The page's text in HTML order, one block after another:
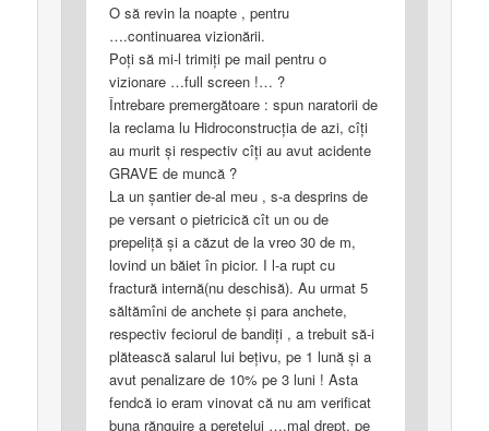
O să revin la noapte , pentru
….continuarea vizionării.
Poţi să mi-l trimiţi pe mail pentru o
vizionare …full screen !… ?
Întrebare premergătoare : spun naratorii de
la reclama lu Hidroconstrucţia de azi, cîţi
au murit şi respectiv cîţi au avut acidente
GRAVE de muncă ?
La un şantier de-al meu , s-a desprins de
pe versant o pietricică cît un ou de
prepeliţă şi a căzut de la vreo 30 de m,
lovind un băiet în picior. I l-a rupt cu
fractură internă(nu deschisă). Au urmat 5
săltămîni de anchete şi para anchete,
respectiv feciorul de bandiţi , a trebuit să-i
plătească salarul lui beţivu, pe 1 lună şi a
avut penalizare de 10% pe 3 luni ! Asta
fendcă io eram vinovat că nu am verificat
buna rănguire a peretelui ….mal drept, pe